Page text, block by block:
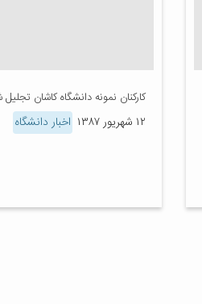
کارکنان نمونه دانشگاه کاشان
۱۲ شهریور ۱۳۸۷ اخبار دانشگاه